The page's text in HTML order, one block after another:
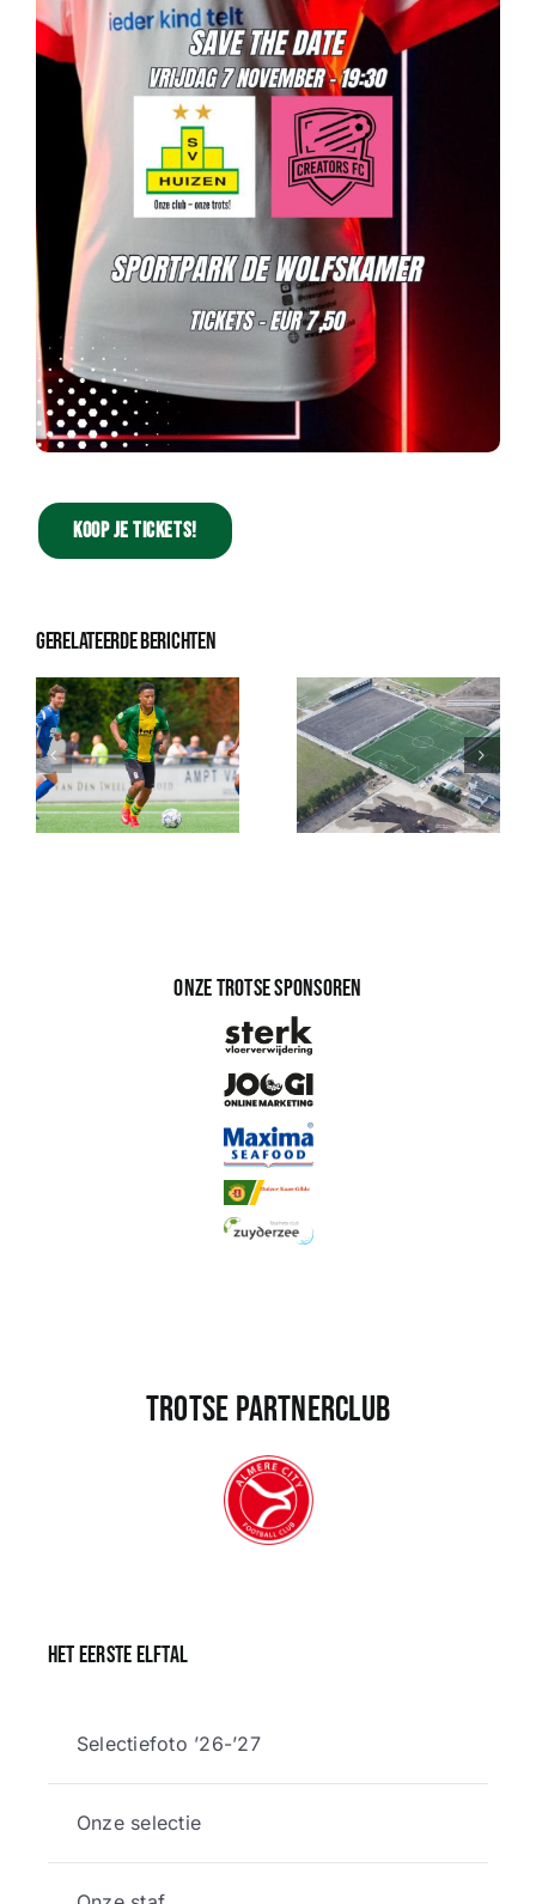
Koop je tickets!
Gerelateerde berichten
Onze trotse sponsoren
Trotse partnerclub
Het eerste elftal
Selectiefoto ’26-’27
Onze selectie